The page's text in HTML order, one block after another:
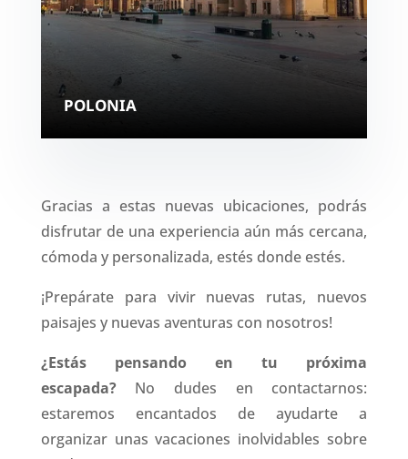
POLONIA
Gracias a estas nuevas ubicaciones, podrás
disfrutar de una experiencia aún más cercana,
cómoda y personalizada, estés donde estés.
¡Prepárate para vivir nuevas rutas, nuevos
paisajes y nuevas aventuras con nosotros!
¿Estás pensando en tu próxima
escapada? No dudes en contactarnos:
estaremos encantados de ayudarte a
organizar unas vacaciones inolvidables sobre